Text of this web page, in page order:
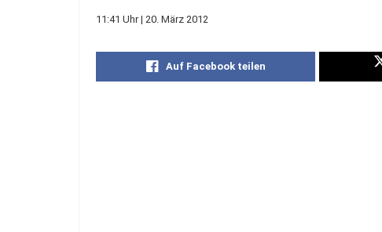
11:41 Uhr | 20. März 2012
Auf Facebook teilen